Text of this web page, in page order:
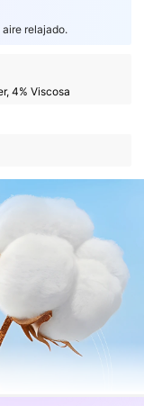
relajado.
4% Viscosa